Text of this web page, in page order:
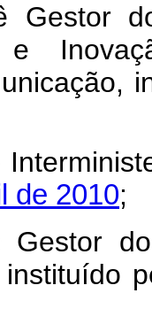
Gestor
e
de 2010;
Gestor
instituído